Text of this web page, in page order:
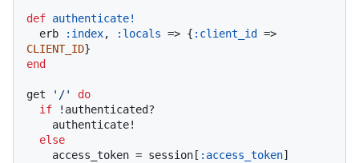
def authenticate!
  erb
:index, :locals => { :client_id
CLIENT_ID
end
get '/'
do
if !authenticated?
else
    access_token = session[
:access_token]